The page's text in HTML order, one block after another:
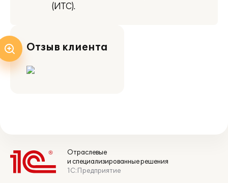
(ИТС).
Отзыв клиента
Отраслевые
и специализированные решения
1С:Предприятие